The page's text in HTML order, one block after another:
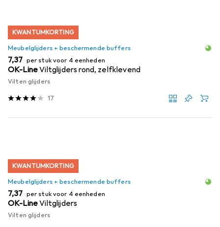
KWANTUMKORTING
Meubelglijders + beschermende buffers
EUR
7,37 per stuk voor 4 eenheden
OK-LineViltglijders rond, zelfklevend
Vilten glijders
17
KWANTUMKORTING
Meubelglijders + beschermende buffers
EUR
7,37 per stuk voor 4 eenheden
OK-LineViltglijders
Vilten glijders